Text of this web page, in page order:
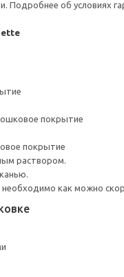
Подробнее об условиях
покрытие
покрытие
раствором.
как можно